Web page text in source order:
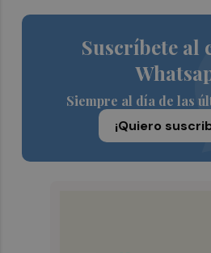
Suscríbete al
Siempre al día de las
¡Quiero